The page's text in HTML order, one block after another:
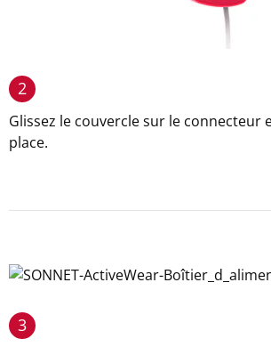
2
Glissez le couvercle sur le connecteur
place.
3